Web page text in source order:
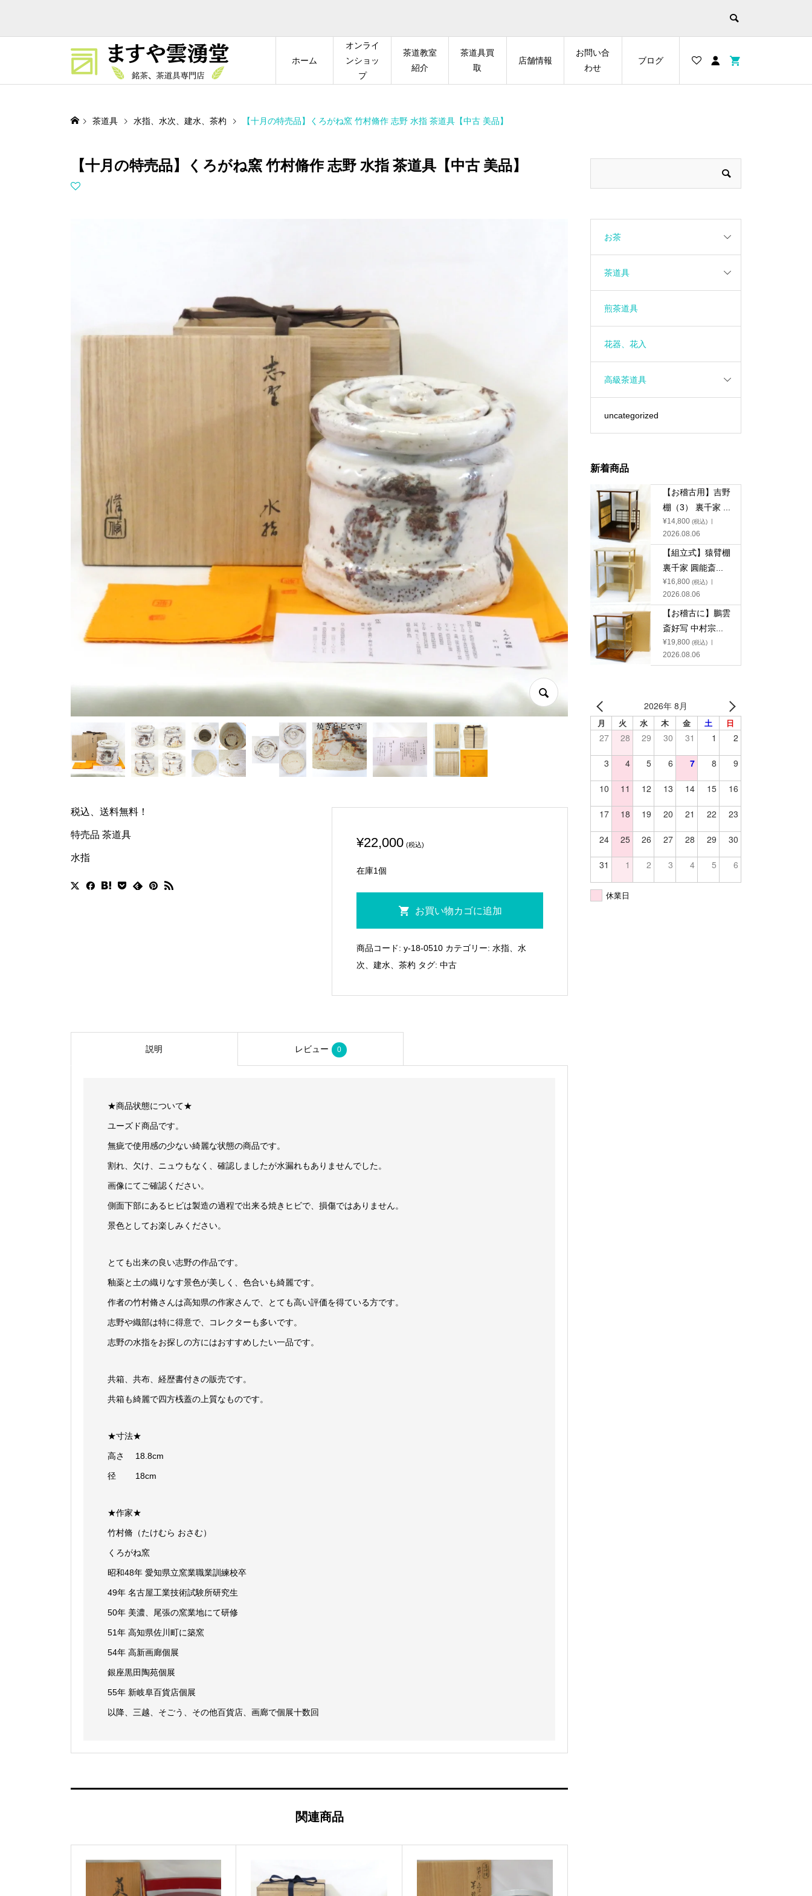
ホーム
オンライ
ンショッ
プ
茶道教室
紹介
茶道具買
取
店舗情報
お問い合
わせ
ブログ
茶道具 水指、水次、建水、茶杓 【十月の特売品】くろがね窯 竹村脩作 志野 水指 茶道具【中古 美品】
【十月の特売品】くろがね窯 竹村脩作 志野 水指 茶道具【中古 美品】
税込、送料無料！
特売品 茶道具
水指
¥22,000 (税込)
在庫1個
特
売
が
野
指
美
お買い物カゴに追加
商品コード:y-18-0510 カテゴリー:水指、水
次、建水、茶杓 タグ:中古
説明 レビュー 0
★商品状態について★
ユーズド商品です。
無疵で使用感の少ない綺麗な状態の商品です。
割れ、欠け、ニュウもなく、確認しましたが水漏れもありませんでした。
画像にてご確認ください。
側面下部にあるヒビは製造の過程で出来る焼きヒビで、損傷ではありません。
景色としてお楽しみください。
とても出来の良い志野の作品です。
釉薬と土の織りなす景色が美しく、色合いも綺麗です。
作者の竹村脩さんは高知県の作家さんで、とても高い評価を得ている方です。
志野や織部は特に得意で、コレクターも多いです。
志野の水指をお探しの方にはおすすめしたい一品です。
共箱、共布、経歴書付きの販売です。
共箱も綺麗で四方桟蓋の上質なものです。
★寸法★
高さ 18.8cm
径 18cm
★作家★
竹村脩（たけむら おさむ）
くろがね窯
昭和48年 愛知県立窯業職業訓練校卒
49年 名古屋工業技術試験所研究生
50年 美濃、尾張の窯業地にて研修
51年 高知県佐川町に築窯
54年 高新画廊個展
銀座黒田陶苑個展
55年 新岐阜百貨店個展
以降、三越、そごう、その他百貨店、画廊で個展十数回
関連商品
お茶
茶道具
煎茶道具
花器、花入
高級茶道具
uncategorized
新着商品
【お稽古用】吉野
棚（3） 裏千家 ...
¥14,800 (税込)
2026.08.06
【組立式】猿臂棚
裏千家 圓能斎...
¥16,800 (税込)
2026.08.06
【お稽古に】鵬雲
斎好写 中村宗...
¥19,800 (税込)
2026.08.06
2026年 8月
月 火 水 木 金 土 日
27 28 29 30 31 1 2
3 4 5 6 7 8 9
10 11 12 13 14 15 16
17 18 19 20 21 22 23
24 25 26 27 28 29 30
31 1 2 3 4 5 6
休業日